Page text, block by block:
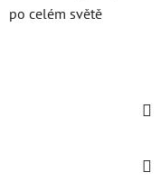
po celém světě